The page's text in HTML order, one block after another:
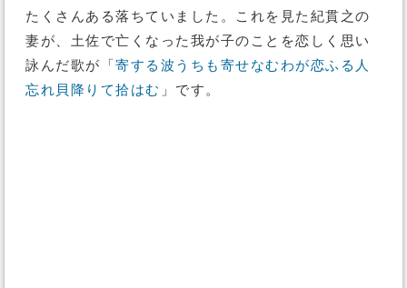
たくさんある落ちていました。これを見た紀貫之の
妻が、土佐で亡くなった我が子のことを恋しく思い
詠んだ歌が「 寄する波うちも寄せなむわが恋ふる人
忘れ貝降りて拾はむ 」です。